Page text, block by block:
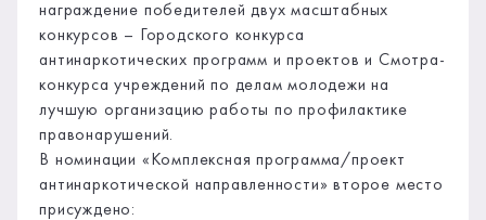
награждение победителей двух масштабных
конкурсов – Городского конкурса
антинаркотических программ и проектов и Смотра-
конкурса учреждений по делам молодежи на
лучшую организацию работы по профилактике
правонарушений.
В номинации «Комплексная программа/проект
антинаркотической направленности» второе место
присуждено: